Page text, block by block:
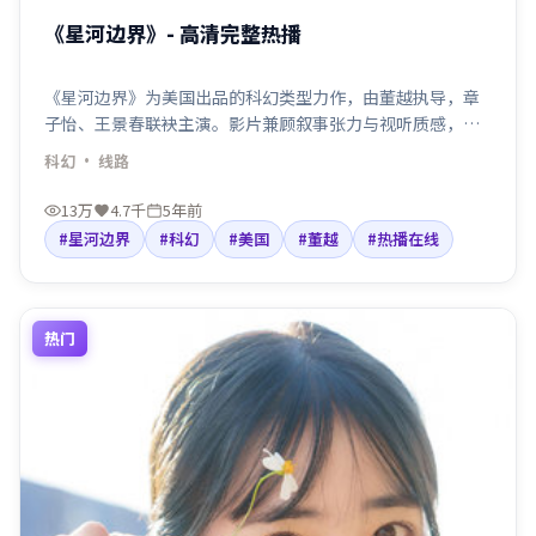
《星河边界》- 高清完整热播
《星河边界》为美国出品的科幻类型力作，由董越执导，章
子怡、王景春联袂主演。影片兼顾叙事张力与视听质感，适
合检索「科幻电影」「美国」「董越导演」等关键词。剧情
围绕人物抉择与命运碰撞展开，节奏利落，适合院线口碑与
线上点播人群观看。
科幻 · 线路
13万 4.7千
5年前
#星河边界
#科幻 #美国 #董越 #热播在线
热门